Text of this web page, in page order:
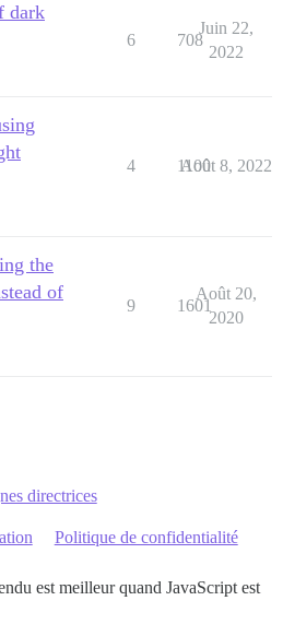
dark
6 708
Juin 22,
2022
4 1100
Août 8, 2022
the
of
9 1601
Août 20,
2020
directrices
Politique de confidentialité
est meilleur quand JavaScript est